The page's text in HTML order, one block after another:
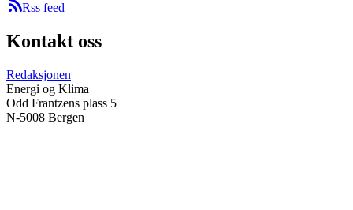
Rss feed
Kontakt oss
Redaksjonen
Energi og Klima
Odd Frantzens plass 5
N-5008 Bergen